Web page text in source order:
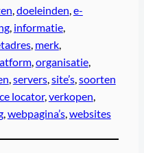
doeleinden e-
, informatie
, merk
, organisatie
servers, site’s, soorten
locator, verkopen
, webpagina’s, websites